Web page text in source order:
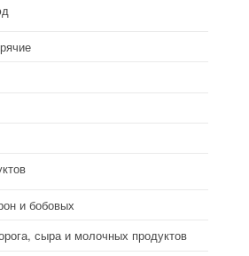
и бобовых
сыра и молочных продуктов